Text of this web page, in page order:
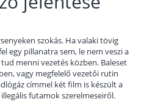
szokás. Ha valaki tövig
egy pillanatra sem, le nem veszi a
menni vezetés közben. Baleset
vagy megfelelő vezetői rutin
címmel két film is készült a
futamok szerelmeseiről.